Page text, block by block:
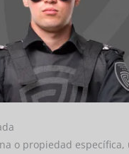
o propiedad